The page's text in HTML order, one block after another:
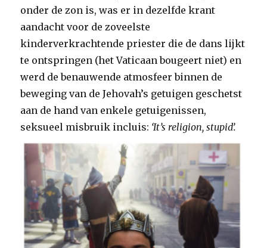
onder de zon is, was er in dezelfde krant
aandacht voor de zoveelste
kinderverkrachtende priester die de dans lijkt
te ontspringen (het Vaticaan bougeert niet) en
werd de benauwende atmosfeer binnen de
beweging van de Jehovah’s getuigen geschetst
aan de hand van enkele getuigenissen,
seksueel misbruik incluis: ‘It’s religion, stupid’.